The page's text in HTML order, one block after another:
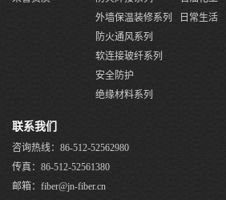
外墙保温装修系列
防火通风系列
软连接玻纤系列
安全防护
绝缘材料系列
日常生活
联系我们
咨询热线：86-512-52562980
传真：86-512-52561380
邮箱：fiber@jn-fiber.cn